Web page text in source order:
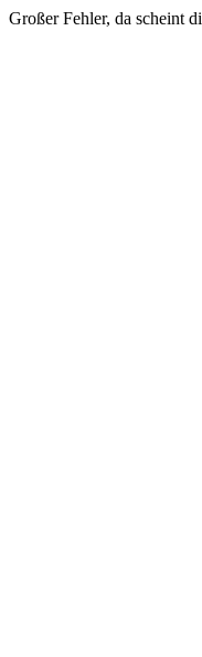
Großer Fehler, da scheint